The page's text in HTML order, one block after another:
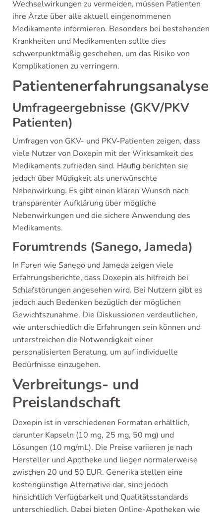
Wechselwirkungen zu vermeiden, müssen Patienten
ihre Ärzte über alle aktuell eingenommenen
Medikamente informieren. Besonders bei bestehenden
Krankheiten und Medikamenten sollte dies
schwerpunktmäßig geschehen, um das Risiko von
Komplikationen zu verringern.
Patienten­erfahrungsanalyse
Umfrageergebnisse (GKV/PKV
Patienten)
Umfragen von GKV- und PKV-Patienten zeigen, dass
viele Nutzer von Doxepin mit der Wirksamkeit des
Medikaments zufrieden sind. Häufig berichten sie
jedoch über Müdigkeit als unerwünschte
Nebenwirkung. Es gibt einen klaren Wunsch nach
transparenter Aufklärung über mögliche
Nebenwirkungen und die sichere Anwendung des
Medikaments.
Forumtrends (Sanego, Jameda)
In Foren wie Sanego und Jameda zeigen viele
Erfahrungsberichte, dass Doxepin als hilfreich bei
Schlafstörungen angesehen wird. Bei Nutzern gibt es
jedoch auch Bedenken bezüglich der möglichen
Gewichtszunahme. Die Diskussionen verdeutlichen,
wie unterschiedlich die Erfahrungen sein können und
unterstreichen die Notwendigkeit einer
personalisierten Beratung, um auf individuelle
Bedürfnisse einzugehen.
Verbreitungs- und
Preislandschaft
Doxepin ist in verschiedenen Formaten erhältlich,
darunter Kapseln (10 mg, 25 mg, 50 mg) und
Lösungen (10 mg/mL). Die Preise variieren je nach
Hersteller und Apotheke und liegen normalerweise
zwischen 20 und 50 EUR. Generika stellen eine
kostengünstige Alternative dar, sind jedoch
hinsichtlich Verfügbarkeit und Qualitätsstandards
unterschiedlich. Dabei bieten Online-Apotheken wie